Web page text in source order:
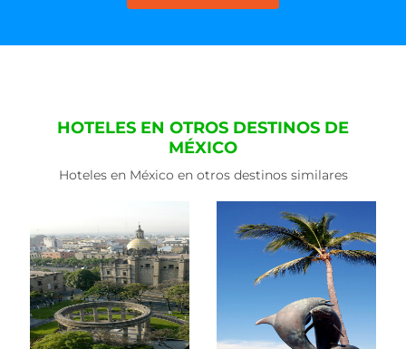
HOTELES EN OTROS DESTINOS DE
MÉXICO
Hoteles en México en otros destinos similares